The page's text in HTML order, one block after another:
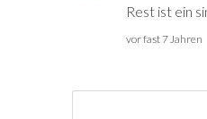
Rest ist ein
vor fast 7 Jahren